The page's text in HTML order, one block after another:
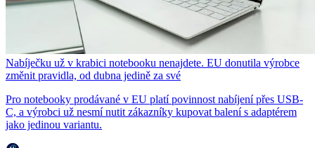
Nabíječku už v krabici notebooku nenajdete. EU donutila výrobce
změnit pravidla, od dubna jedině za své
Pro notebooky prodávané v EU platí povinnost nabíjení přes USB-
C, a výrobci už nesmí nutit zákazníky kupovat balení s adaptérem
jako jedinou variantu.